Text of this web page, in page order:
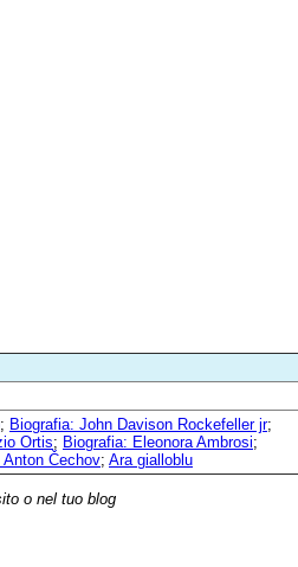
; Biografia: John Davison Rockefeller jr;
Ortis; Biografia: Eleonora Ambrosi;
Anton Čechov; Ara gialloblu
o nel tuo blog